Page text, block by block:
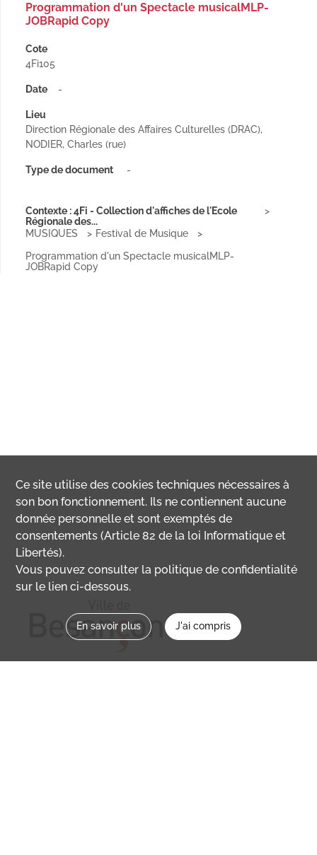
Programmation d'un Spectacle musicalMLP-
JOBRapid Copy
Cote
4Fi105
Date -
Lieu
Direction Régionale des Affaires Culturelles (DRAC),
NODIER, Charles (rue)
Type de document -
Contexte : 4Fi - Collection d'affiches de l'Ecole
Régionale des...
MUSIQUES
Festival de Musique
Programmation d'un Spectacle musicalMLP-
JOBRapid Copy
Ce site utilise descookies techniques nécessaires à
son bon fonctionnement. Ils ne contiennent aucune
donnée personnelle et sont exemptés de
consentements (Article 82 de la loi Informatique et
Libertés).
Vous pouvez consulter la politique de confidentialité
sur le lien ci-dessous.
En savoir plus J'ai compris